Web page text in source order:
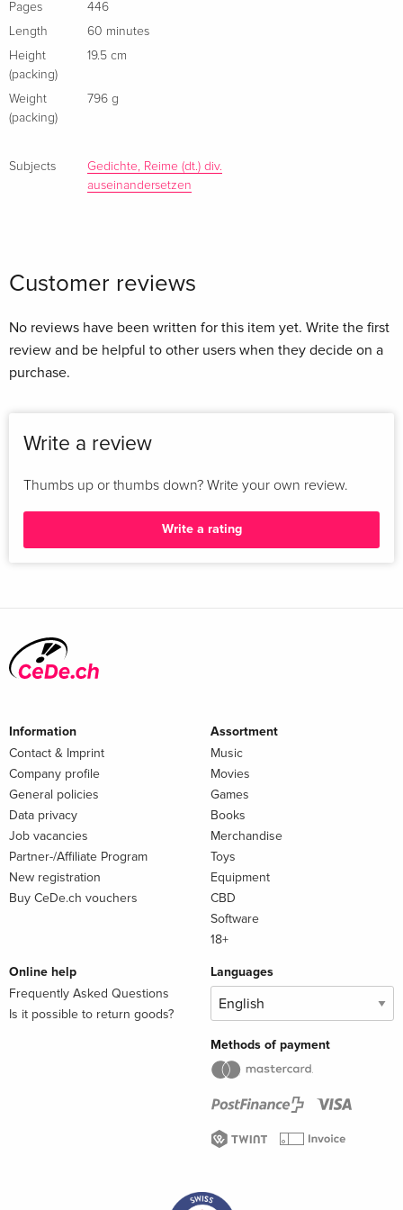
Fatima Miranda, Phil Minton, David Moss und 12 weitere
Künstler.
Pages
446
Length
60 minutes
Height
(packing)
19.5 cm
Weight
(packing)
796 g
Subjects
Gedichte, Reime (dt.) div.
auseinandersetzen
Customer reviews
No reviews have been written for this item yet. Write the first
review and be helpful to other users when they decide on a
purchase.
Write a review
Thumbs up or thumbs down? Write your own review.
Write a rating
Information
Contact & Imprint
Company profile
General policies
Data privacy
Job vacancies
Partner-/Affiliate Program
New registration
Buy CeDe.ch vouchers
Assortment
Music
Movies
Games
Books
Merchandise
Toys
Equipment
CBD
Software
18+
Online help
Frequently Asked Questions
Is it possible to return goods?
Languages
Methods of payment